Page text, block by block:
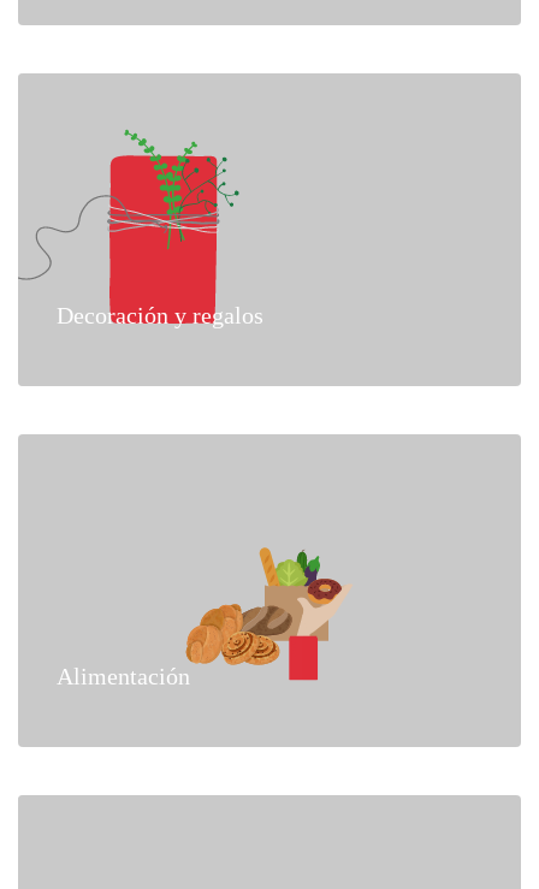
Decoración y regalos
Alimentación